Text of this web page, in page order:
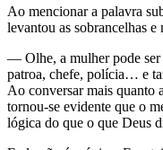
Ao mencionar a palavra
levantou as sobrancelhas
— Olhe, a mulher pode ser
patroa, chefe, polícia… e
Ao conversar mais quanto
tornou-se evidente que o
lógica do que o que Deus